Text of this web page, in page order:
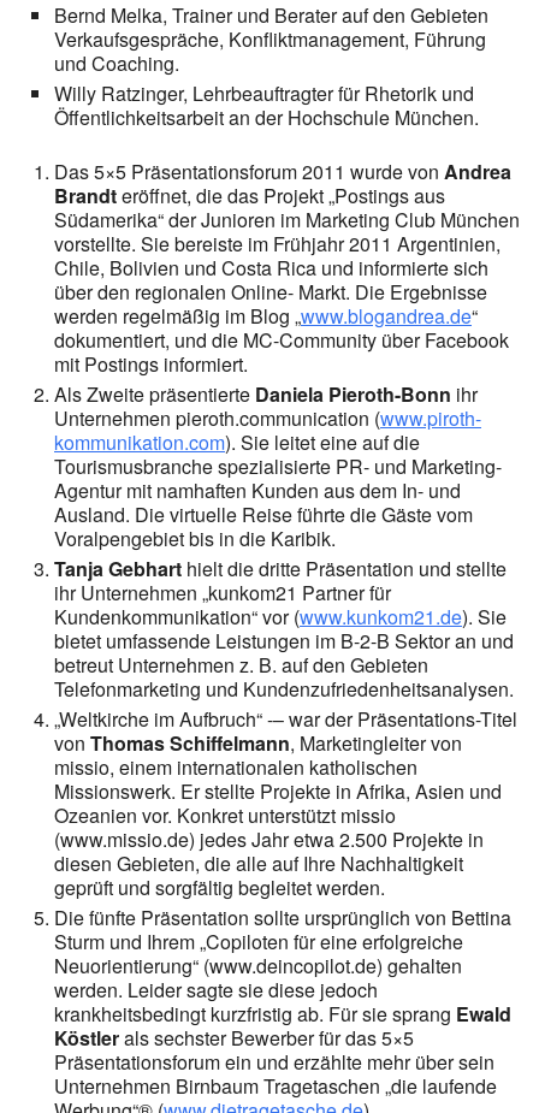
Bernd Melka, Trainer und Berater auf den Gebieten
Verkaufsgespräche, Konfliktmanagement, Führung
und Coaching.
Willy Ratzinger, Lehrbeauftragter für Rhetorik und
Öffentlichkeitsarbeit an der Hochschule München.
Das 5×5 Präsentationsforum 2011 wurde von Andrea
Brandteröffnet, die das Projekt „Postings aus
Südamerika“ der Junioren im Marketing Club München
vorstellte. Sie bereiste im Frühjahr 2011 Argentinien,
Chile, Bolivien und Costa Rica und informierte sich
über den regionalen Online- Markt. Die Ergebnisse
werden regelmäßig im Blog „www.blogandrea.de“
dokumentiert, und die MC-Community über Facebook
mit Postings informiert.
Als Zweite präsentierte Daniela Pieroth-Bonn ihr
Unternehmen pieroth.communication (www.piroth-
kommunikation.com). Sie leitet eine auf die
Tourismusbranche spezialisierte PR- und Marketing-
Agentur mit namhaften Kunden aus dem In- und
Ausland. Die virtuelle Reise führte die Gäste vom
Voralpengebiet bis in die Karibik.
Tanja Gebhart hielt die dritte Präsentation und stellte
ihr Unternehmen „kunkom21 Partner für
Kundenkommunikation“ vor (www.kunkom21.de). Sie
bietet umfassende Leistungen im B-2-B Sektor an und
betreut Unternehmen z. B. auf den Gebieten
Telefonmarketing und Kundenzufriedenheitsanalysen.
„Weltkirche im Aufbruch“ -– war der Präsentations-Titel
von Thomas Schiffelmann, Marketingleiter von
missio, einem internationalen katholischen
Missionswerk. Er stellte Projekte in Afrika, Asien und
Ozeanien vor. Konkret unterstützt missio
(www.missio.de) jedes Jahr etwa 2.500 Projekte in
diesen Gebieten, die alle auf Ihre Nachhaltigkeit
geprüft und sorgfältig begleitet werden.
Die fünfte Präsentation sollte ursprünglich von Bettina
Sturm und Ihrem „Copiloten für eine erfolgreiche
Neuorientierung“ (www.deincopilot.de) gehalten
werden. Leider sagte sie diese jedoch
krankheitsbedingt kurzfristig ab. Für sie sprang Ewald
Köstlerals sechster Bewerber für das 5×5
Präsentationsforum ein und erzählte mehr über sein
Unternehmen Birnbaum Tragetaschen „die laufende